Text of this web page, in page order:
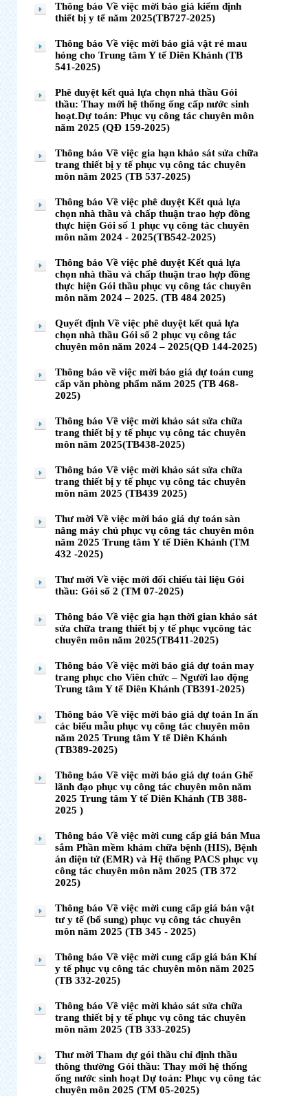
Thông báo Về việc mời báo giá kiểm định
thiết bị y tế năm 2025(TB727-2025)
Thông báo Về việc mời báo giá vật rẻ mau
hỏng cho Trung tâm Y tế Diên Khánh (TB
541-2025)
Phê duyệt kết quả lựa chọn nhà thầu Gói
thầu: Thay mới hệ thống ống cấp nước sinh
hoạt.Dự toán: Phục vụ công tác chuyên môn
năm 2025 (QĐ 159-2025)
Thông báo Về việc gia hạn khảo sát sửa chữa
trang thiết bị y tế phục vụ công tác chuyên
môn năm 2025 (TB 537-2025)
Thông báo Về việc phê duyệt Kết quả lựa
chọn nhà thầu và chấp thuận trao hợp đồng
thực hiện Gói số 1 phục vụ công tác chuyên
môn năm 2024 - 2025(TB542-2025)
Thông báo Về việc phê duyệt Kết quả lựa
chọn nhà thầu và chấp thuận trao hợp đồng
thực hiện Gói thầu phục vụ công tác chuyên
môn năm 2024 – 2025. (TB 484 2025)
Quyết định Về việc phê duyệt kết quả lựa
chọn nhà thầu Gói số 2 phục vụ công tác
chuyên môn năm 2024 – 2025(QĐ 144-2025)
Thông báo về việc mời báo giá dự toán cung
cấp văn phòng phẩm năm 2025 (TB 468-
2025)
Thông báo Về việc mời khảo sát sửa chữa
trang thiết bị y tế phục vụ công tác chuyên
môn năm 2025(TB438-2025)
Thông báo Về việc mời khảo sát sửa chữa
trang thiết bị y tế phục vụ công tác chuyên
môn năm 2025 (TB439 2025)
Thư mời Về việc mời báo giá dự toán sàn
nâng máy chủ phục vụ công tác chuyên môn
năm 2025 Trung tâm Y tế Diên Khánh (TM
432 -2025)
Thư mời Về việc mời đối chiếu tài liệu Gói
thầu: Gói số 2 (TM 07-2025)
Thông báo Về việc gia hạn thời gian khảo sát
sửa chữa trang thiết bị y tế phục vụcông tác
chuyên môn năm 2025(TB411-2025)
Thông báo Về việc mời báo giá dự toán may
trang phục cho Viên chức – Người lao động
Trung tâm Y tế Diên Khánh (TB391-2025)
Thông báo Về việc mời báo giá dự toán In ấn
các biểu mẫu phục vụ công tác chuyên môn
năm 2025 Trung tâm Y tế Diên Khánh
(TB389-2025)
Thông báo Về việc mời báo giá dự toán Ghế
lãnh đạo phục vụ công tác chuyên môn năm
2025 Trung tâm Y tế Diên Khánh (TB 388-
2025 )
Thông báo Về việc mời cung cấp giá bán Mua
sắm Phần mềm khám chữa bệnh (HIS), Bệnh
án điện tử (EMR) và Hệ thống PACS phục vụ
công tác chuyên môn năm 2025 (TB 372
2025)
Thông báo Về việc mời cung cấp giá bán vật
tư y tế (bổ sung) phục vụ công tác chuyên
môn năm 2025 (TB 345 - 2025)
Thông báo Về việc mời cung cấp giá bán Khí
y tế phục vụ công tác chuyên môn năm 2025
(TB 332-2025)
Thông báo Về việc mời khảo sát sửa chữa
trang thiết bị y tế phục vụ công tác chuyên
môn năm 2025 (TB 333-2025)
Thư mời Tham dự gói thầu chỉ định thầu
thông thường Gói thầu: Thay mới hệ thống
ống nước sinh hoạt Dự toán: Phục vụ công tác
chuyên môn 2025 (TM 05-2025)